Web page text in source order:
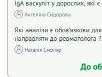
IgA васкуліт у дорослих, які
Ангеліна Сидорова
Які аналізи є обов‘язкови
направляти до ревматолога ?
Наталія Смоляр
До